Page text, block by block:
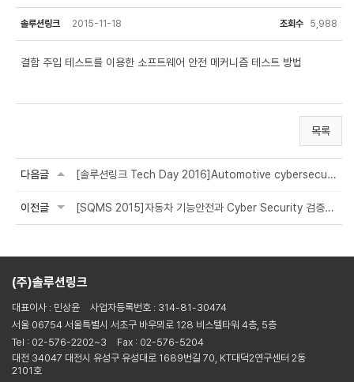
솔루션링크 2015-11-18 조회수 5,988
결함 주입 테스트를 이용한 소프트웨어 안전 메커니즘 테스트 방법
목록
다음글 [솔루션링크 Tech Day 2016]Automotive cybersecurity – Technologies, issues, and...
이전글 [SQMS 2015]자동차 기능안전과 Cyber Security 검증을 위한 소프트웨어 테스트 방법
(주)솔루션링크
대표이사 : 민상윤
사업자등록번호 : 314-81-30474
서울 06754 서울특별시 서초구 바우뫼로 128 비스텔타워 4층, 5층
Tel : 02-576-2202~3
Fax : 02-576-5204
대전 34047 대전시 유성구 유성대로 1689번길 70, KT대덕2연구센터 2동
2101호